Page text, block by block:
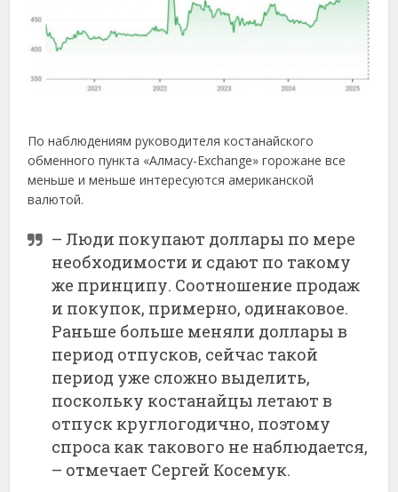
По наблюдениям руководителя костанайского
обменного пункта «Алмасу-Exchange» горожане все
меньше и меньше интересуются американской
валютой.
– Люди покупают доллары по мере
необходимости и сдают по такому
же принципу. Соотношение продаж
и покупок, примерно, одинаковое.
Раньше больше меняли доллары в
период отпусков, сейчас такой
период уже сложно выделить,
поскольку костанайцы летают в
отпуск круглогодично, поэтому
спроса как такового не наблюдается,
– отмечает Сергей Косемук.